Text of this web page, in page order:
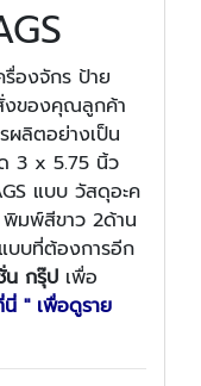
รื่องจักร ป้าย
งของคุณลูกค้า
ลิตอย่างเป็น
3 x 5.75 นิ้ว
แบบ วัสดุอะค
มพ์สีขาว 2ด้าน
บบที่ต้องการอีก
น กรุ๊ป เพื่อ
" เพื่อดูราย